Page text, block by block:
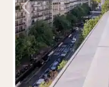
Vorige foto